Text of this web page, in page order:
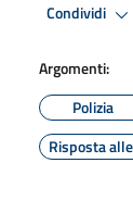
Condividi
Argomenti:
Polizia
Risposta